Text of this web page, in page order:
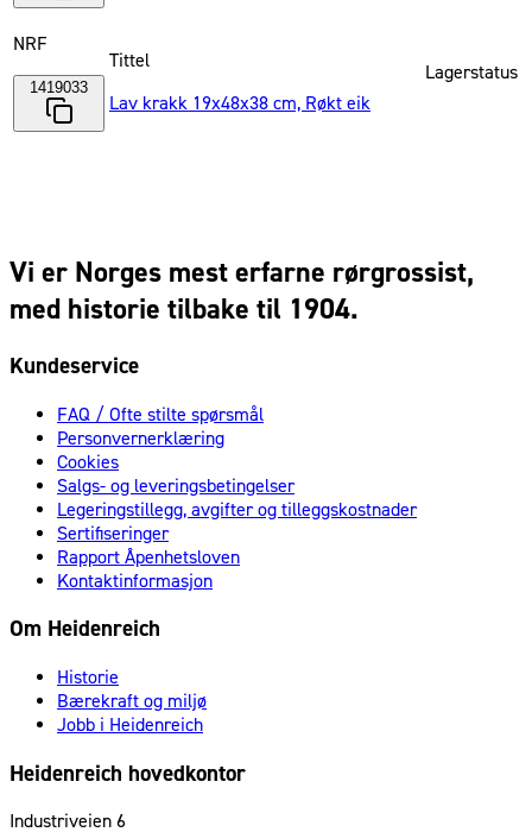
NRF
1419033
Tittel
Lav krakk 19x48x38 cm, Røkt eik
Lagerstatus
Vi er Norges mest erfarne rørgrossist,
med historie tilbake til 1904.
Kundeservice
FAQ / Ofte stilte spørsmål
Personvernerklæring
Cookies
Salgs- og leveringsbetingelser
Legeringstillegg, avgifter og tilleggskostnader
Sertifiseringer
Rapport Åpenhetsloven
Kontaktinformasjon
Om Heidenreich
Historie
Bærekraft og miljø
Jobb i Heidenreich
Heidenreich hovedkontor
Industriveien 6